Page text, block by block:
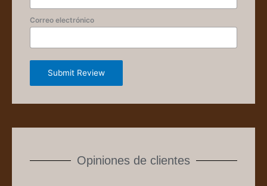
Correo electrónico
Submit Review
Opiniones de clientes